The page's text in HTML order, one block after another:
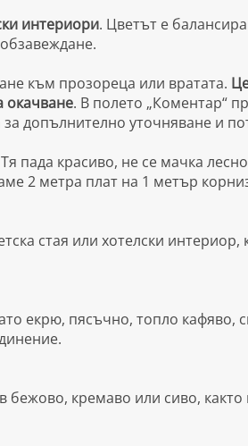
интериори. Цветът е
към прозореца или вратата.
окачване. В полето „Коментар“
допълнително уточняване и
пада красиво, не се мачка
2 метра плат на 1 метър
стая или хотелски интериор,
екрю, пясъчно, топло кафяво,
кремаво или сиво, както